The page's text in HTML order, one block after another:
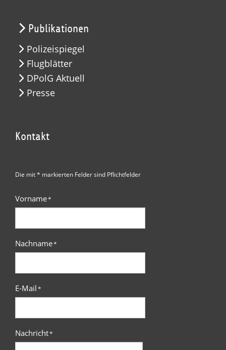
Publikationen
Polizeispiegel
Flugblätter
DPolG Aktuell
Presse
Kontakt
Die mit * markierten Felder sind Pflichtfelder
Vorname*
Nachname*
E-Mail*
Nachricht*